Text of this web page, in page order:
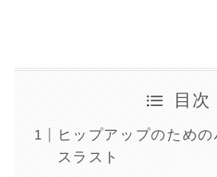
目次
ヒップアップのため
スラスト